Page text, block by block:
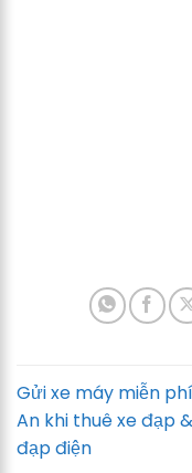
Gửi xe máy miễn
An khi thuê xe đạp
đạp điện